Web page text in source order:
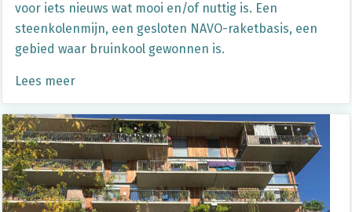
voor iets nieuws wat mooi en/of nuttig is. Een
steenkolenmijn, een gesloten NAVO-raketbasis, een
gebied waar bruinkool gewonnen is.
Lees meer